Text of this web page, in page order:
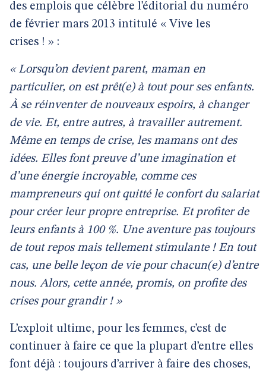
des emplois que célèbre l’éditorial du numéro
de février mars 2013 intitulé « Vive les
crises ! » :
« Lorsqu’on devient parent, maman en
particulier, on est prêt(e) à tout pour ses enfants.
À se réinventer de nouveaux espoirs, à changer
de vie. Et, entre autres, à travailler autrement.
Même en temps de crise, les mamans ont des
idées. Elles font preuve d’une imagination et
d’une énergie incroyable, comme ces
mampreneurs qui ont quitté le confort du salariat
pour créer leur propre entreprise. Et profiter de
leurs enfants à 100 %. Une aventure pas toujours
de tout repos mais tellement stimulante ! En tout
cas, une belle leçon de vie pour chacun(e) d’entre
nous. Alors, cette année, promis, on profite des
crises pour grandir ! »
L’exploit ultime, pour les femmes, c’est de
continuer à faire ce que la plupart d’entre elles
font déjà : toujours d’arriver à faire des choses,